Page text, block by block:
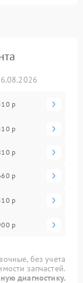
р
р
р
р
р
р
без учета
запчастей.
диагностику.